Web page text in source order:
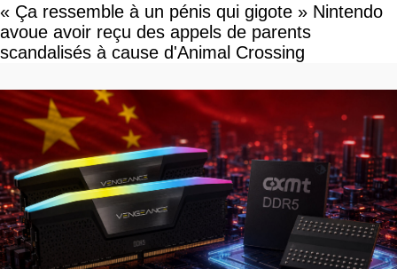
« Ça ressemble à un pénis qui gigote » Nintendo
avoue avoir reçu des appels de parents
scandalisés à cause d'Animal Crossing